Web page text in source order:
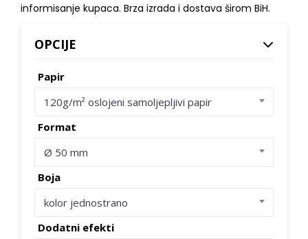
informisanje kupaca. Brza izrada i dostava širom BiH.
OPCIJE
Papir
120g/m² oslojeni samoljepljivi papir
Format
Ø 50 mm
Boja
kolor jednostrano
Dodatni efekti